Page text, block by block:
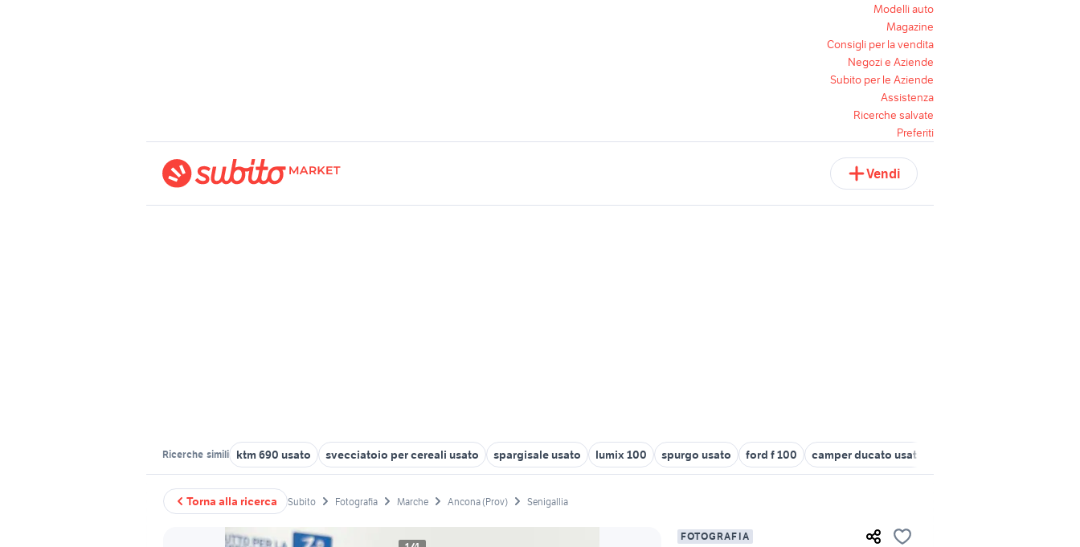
Modelli auto
Magazine
Consigli per la vendita
Negozi e Aziende
Subito per le Aziende
Assistenza
Ricerche salvate
Preferiti
Vendi
Ricerche simili ktm 690 usato svecciatoio per cereali usato spargisale usato lumix 100 spurgo usato ford f 100 camper ducato usato
Torna alla ricerca Subito Fotografia Marche Ancona (Prov) Senigallia
FOTOGRAFIA